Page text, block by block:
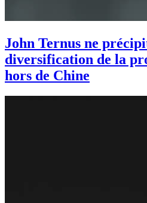
John Ternus ne
diversification de la
hors de Chine